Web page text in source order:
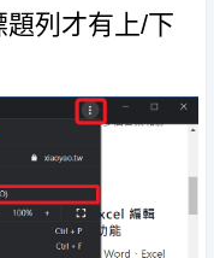
列才有上/下